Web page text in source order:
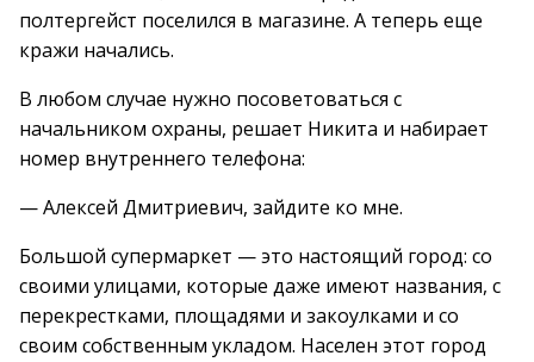
полтергейст поселился в магазине. А теперь еще
кражи начались.
В любом случае нужно посоветоваться с
начальником охраны, решает Никита и набирает
номер внутреннего телефона:
— Алексей Дмитриевич, зайдите ко мне.
Большой супермаркет — это настоящий город: со
своими улицами, которые даже имеют названия, с
перекрестками, площадями и закоулками и со
своим собственным укладом. Населен этот город